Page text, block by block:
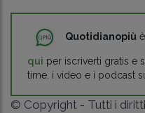
Quotidianopiù
qui per iscriverti gratis e
time, i video e i podcast
© Copyright - Tutti i